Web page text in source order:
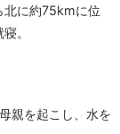
北に約75kmに位
。
親を起こし、水を